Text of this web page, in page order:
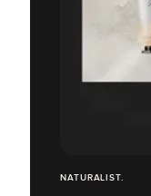
NATURALIST.